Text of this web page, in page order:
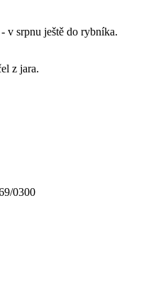
v srpnu ještě do rybníka.
z jara.
0300